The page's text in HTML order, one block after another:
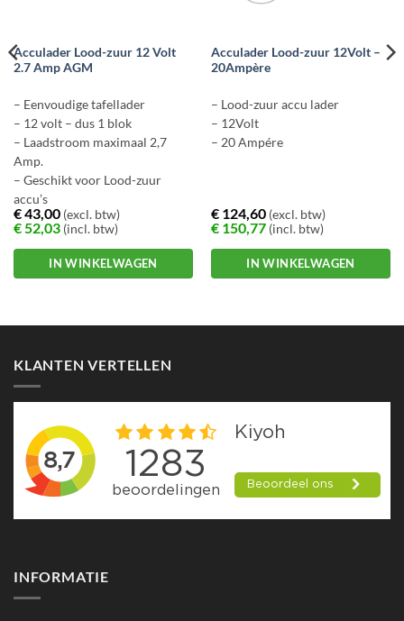
Acculader Lood-zuur 12 Volt
2.7 Amp AGM
– Eenvoudige tafellader
– 12 volt – dus 1 blok
– Laadstroom maximaal 2,7
Amp.
– Geschikt voor Lood-zuur
accu’s
– Aansluiting Kroko-klem
€43,00(excl. btw)
€52,03(incl. btw)
IN WINKELWAGEN
Acculader Lood-zuur 12Volt –
20Ampère
– Lood-zuur accu lader
– 12Volt
– 20 Ampére
€124,60(excl. btw)
€150,77(incl. btw)
IN WINKELWAGEN
KLANTEN VERTELLEN
INFORMATIE